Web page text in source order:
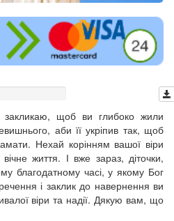
закликаю, щоб ви глибоко жили
аби її укріпив так, щоб
Нехай корінням вашої віри
життя. І вже зараз, діточки,
благодатному часі, у якому Бог
і заклик до навернення ви
віри та надії. Дякую вам, що